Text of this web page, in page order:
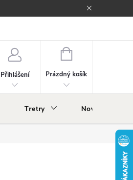
Přihlášení
NÁKUPNÍ
Prázdný košík
Tretry Nově v